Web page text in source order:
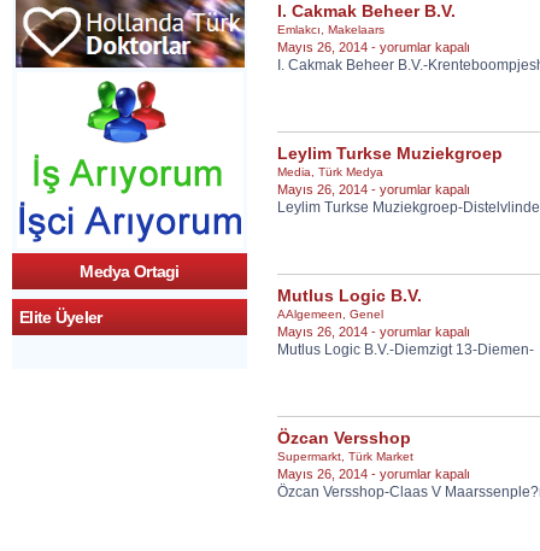
Medya Ortagi
Elite Üyeler
I. Cakmak Beheer B.V.
Emlakcı Makelaars
Mayıs 26, 2014 - I.
Cakmak
yorumlar kapalı
I. Cakmak Beheer B.V.-
Leylim Turkse Muziekgroep
Media Türk Medya
Mayıs 26, 2014 - Leylim
Turkse
yorumlar kapalı
Leylim Turkse Muziekgroep-
Mutlus Logic B.V.
AAlgemeen Genel
Mayıs 26, 2014 - Mutlus
Logic
yorumlar kapalı
Mutlus Logic B.V.-Diemzigt 13-Diemen-
Özcan Versshop
Supermarkt Türk Market
Mayıs 26, 2014 - Özcan
Versshop
yorumlar kapalı
Özcan Versshop-Claas V